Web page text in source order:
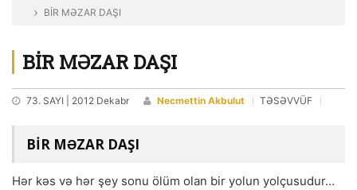
BİR MƏZAR DAŞI
BİR MƏZAR DAŞI
73. SAYI | 2012 Dekabr Necmettin Akbulut TƏSƏVVÜF
BİR MƏZAR DAŞI
Hər kəs və hər şey sonu ölüm olan bir yolun yolçusudur…